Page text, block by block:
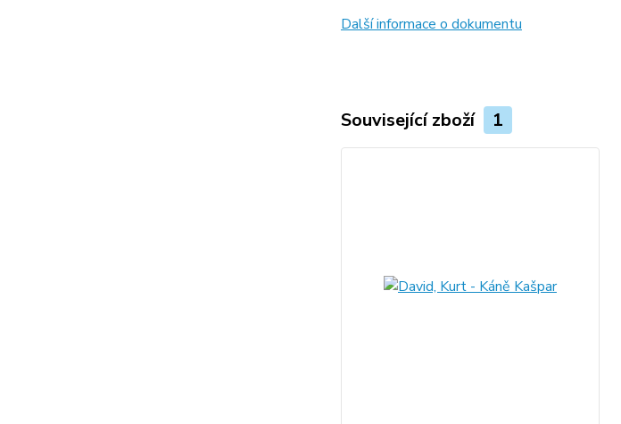
Další informace o dokumentu
Související zboží 1